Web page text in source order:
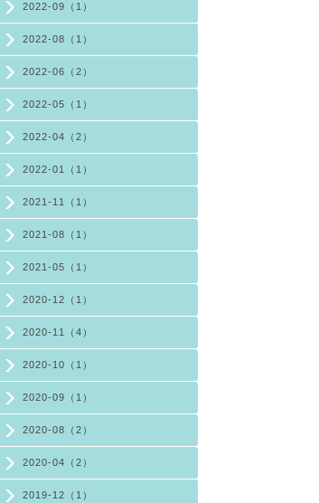
2022-09（1）
2022-08（1）
2022-06（2）
2022-05（1）
2022-04（2）
2022-01（1）
2021-11（1）
2021-08（1）
2021-05（1）
2020-12（1）
2020-11（4）
2020-10（1）
2020-09（1）
2020-08（2）
2020-04（2）
2019-12（1）